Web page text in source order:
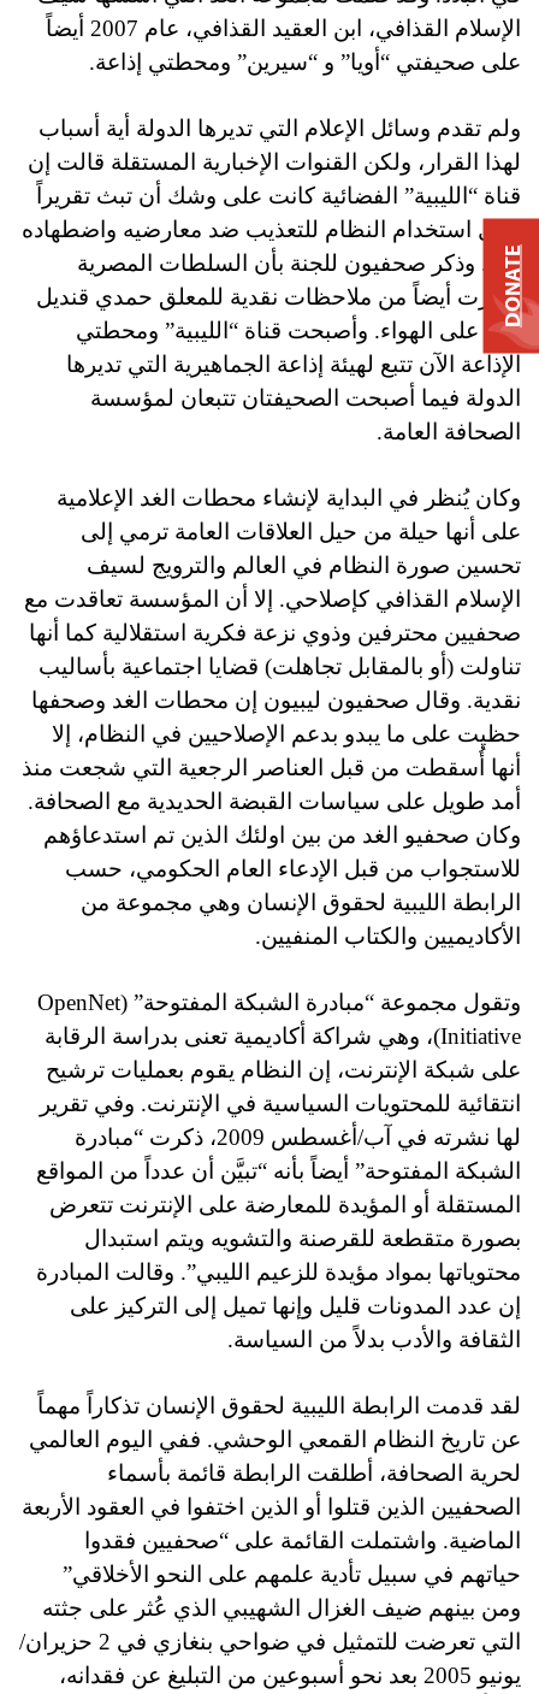
الإسلام القذافي، ابن العقيد القذافي، عام 2007 أيضاً
على صحيفتي “أويا” و “سيرين” ومحطتي إذاعة.
ولم تقدم وسائل الإعلام التي تديرها الدولة أية أسباب
لهذا القرار، ولكن القنوات الإخبارية المستقلة قالت إن
قناة “الليبية” الفضائية كانت على وشك أن تبث تقريراً
حول استخدام النظام للتعذيب ضد معارضيه واضطهاده
لهم. وذكر صحفيون للجنة بأن السلطات المصرية
تذمرت أيضاً من ملاحظات نقدية للمعلق حمدي قنديل
بُثت على الهواء. وأصبحت قناة “الليبية” ومحطتي
الإذاعة الآن تتبع لهيئة إذاعة الجماهيرية التي تديرها
الدولة فيما أصبحت الصحيفتان تتبعان لمؤسسة
الصحافة العامة.
وكان يُنظر في البداية لإنشاء محطات الغد الإعلامية
على أنها حيلة من حيل العلاقات العامة ترمي إلى
تحسين صورة النظام في العالم والترويج لسيف
الإسلام القذافي كإصلاحي. إلا أن المؤسسة تعاقدت مع
صحفيين محترفين وذوي نزعة فكرية استقلالية كما أنها
تناولت (أو بالمقابل تجاهلت) قضايا اجتماعية بأساليب
نقدية. وقال صحفيون ليبيون إن محطات الغد وصحفها
حظيت على ما يبدو بدعم الإصلاحيين في النظام، إلا
أنها أُسقطت من قبل العناصر الرجعية التي شجعت منذ
أمد طويل على سياسات القبضة الحديدية مع الصحافة.
وكان صحفيو الغد من بين اولئك الذين تم استدعاؤهم
للاستجواب من قبل الإدعاء العام الحكومي، حسب
الرابطة الليبية لحقوق الإنسان وهي مجموعة من
الأكاديميين والكتاب المنفيين.
وتقول مجموعة “مبادرة الشبكة المفتوحة” (OpenNet
Initiative)، وهي شراكة أكاديمية تعنى بدراسة الرقابة
على شبكة الإنترنت، إن النظام يقوم بعمليات ترشيح
انتقائية للمحتويات السياسية في الإنترنت. وفي تقرير
لها نشرته في آب/أغسطس 2009، ذكرت “مبادرة
الشبكة المفتوحة” أيضاً بأنه “تبيَّن أن عدداً من المواقع
المستقلة أو المؤيدة للمعارضة على الإنترنت تتعرض
بصورة متقطعة للقرصنة والتشويه ويتم استبدال
محتوياتها بمواد مؤيدة للزعيم الليبي”. وقالت المبادرة
إن عدد المدونات قليل وإنها تميل إلى التركيز على
الثقافة والأدب بدلاً من السياسة.
لقد قدمت الرابطة الليبية لحقوق الإنسان تذكاراً مهماً
عن تاريخ النظام القمعي الوحشي. ففي اليوم العالمي
لحرية الصحافة، أطلقت الرابطة قائمة بأسماء
الصحفيين الذين قتلوا أو الذين اختفوا في العقود الأربعة
الماضية. واشتملت القائمة على “صحفيين فقدوا
حياتهم في سبيل تأدية علمهم على النحو الأخلاقي”
ومن بينهم ضيف الغزال الشهيبي الذي عُثر على جثته
التي تعرضت للتمثيل في ضواحي بنغازي في 2 حزيران/
يونيو 2005 بعد نحو أسبوعين من التبليغ عن فقدانه،
DONATE